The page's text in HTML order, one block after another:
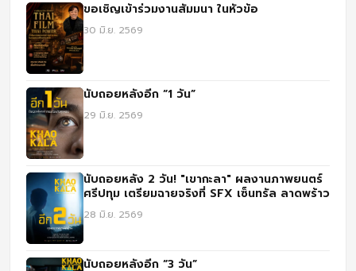
ขอเชิญเข้าร่วมงานสัมมนา ในหัวข้อ
30 มิ.ย. 2569
นับถอยหลังอีก “1 วัน”
29 มิ.ย. 2569
นับถอยหลัง 2 วัน! "เขากะลา" ผลงานภาพยนตร์
ศรีปทุม เตรียมฉายจริงที่ SFX เซ็นทรัล ลาดพร้าว
28 มิ.ย. 2569
นับถอยหลังอีก “3 วัน”